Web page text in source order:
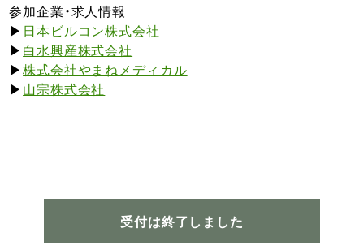
参加企業・求人情報
▶ 日本ビルコン株式会社
▶ 白水興産株式会社
▶株式会社やまねメディカル
▶ 山宗株式会社
受付は終了しました